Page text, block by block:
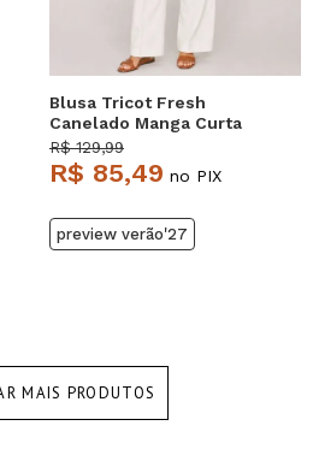
Blusa Tricot Fresh
Canelado Manga Curta
Azul Salvatore
R$ 129,99
R$ 85,49 no PIX
preview verão'27
MAIS PRODUTOS